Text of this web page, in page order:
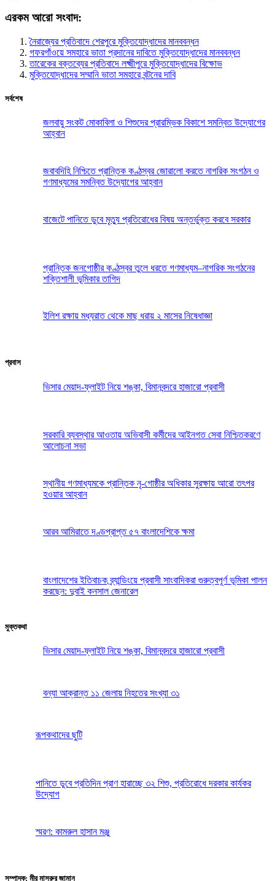
এরকম আরো সংবাদ:
নৈরাজ্যের প্রতিবাদে শেরপুরে মুক্তিযোদ্ধাদের মানববন্ধন
গফরগাঁওয়ে সমহারে ভাতা প্রদানের দাবিতে মুক্তিযোদ্ধাদের মানববন্ধন
তারেকের বক্তব্যের প্রতিবাদে লক্ষ্মীপুরে মুক্তিযোদ্ধাদের বিক্ষোভ
মুক্তিযোদ্ধাদের সম্মানি ভাতা সমহারে বন্টনের দাবি
সর্বশেষ
জলবায়ু সংকট মোকাবিলা ও শিশুদের প্রারম্ভিক বিকাশে সমন্বিত উদ্যোগের
আহ্বান
জবাবদিহি নিশ্চিতে প্রান্তিক কণ্ঠস্বর জোরালো করতে নাগরিক সংগঠন ও
গণমাধ্যমের সমন্বিত উদ্যোগের আহ্বান
বাজেটে পানিতে ডুবে মৃত্যু প্রতিরোধের বিষয় অন্তর্ভুক্ত করবে সরকার
প্রান্তিক জনগোষ্ঠীর কণ্ঠস্বর তুলে ধরতে গণমাধ্যম–নাগরিক সংগঠনের
শক্তিশালী ভূমিকার তাগিদ
ইলিশ রক্ষায় মধ্যরাত থেকে মাছ ধরায় ২ মাসের নিষেধাজ্ঞা
প্রবাস
ভিসার মেয়াদ-ফ্লাইট নিয়ে শঙ্কা, বিমানবন্দরে হাজারো প্রবাসী
সরকারি ব্যবস্থার আওতায় অভিবাসী কর্মীদের আইনগত সেবা নিশ্চিতকরণে
আলোচনা সভা
স্থানীয় গণমাধ্যমকে প্রান্তিক নৃ-গোষ্ঠীর অধিকার সুরক্ষায় আরো তৎপর
হওয়ার আহ্বান
আরব আমিরাতে দণ্ডপ্রাপ্ত ৫৭ বাংলাদেশিকে ক্ষমা
বাংলাদেশের ইতিবাচক ব্র্যান্ডিংয়ে প্রবাসী সাংবাদিকরা গুরুত্বপূর্ণ ভূমিকা পালন
করছেন: দুবাই কনসাল জেনারেল
মুক্তকথা
ভিসার মেয়াদ-ফ্লাইট নিয়ে শঙ্কা, বিমানবন্দরে হাজারো প্রবাসী
বন্যা আক্রান্ত ১১ জেলায় নিহতের সংখ্যা ৩১
রূপকথাদের ছুটি
পানিতে ডুবে প্রতিদিন প্রাণ হারাচ্ছে ৩২ শিশু, প্রতিরোধে দরকার কার্যকর
উদ্যোগ
স্মরণ: কামরুল হাসান মঞ্জু
সম্পাদক: মীর মাসরুর জামান